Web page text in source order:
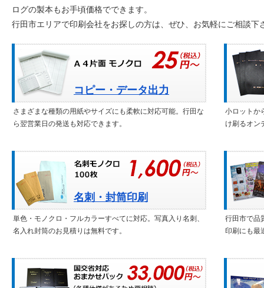
ログの製本もお手頃価格でできます。
行田市エリアで印刷会社をお探しの方は、ぜひ、お気軽にご相談下
コピー・データ出力
さまざまな種類の用紙やサイズにも柔軟に対応可能。行田な
ら翌営業日の発送も対応できます。
小ロットか
け刷るオン
名刺・封筒印刷
単色・モノクロ・フルカラーすべてに対応。写真入り名刺、
名入れ封筒のお見積りは無料です。
行田市で品
印刷にも最